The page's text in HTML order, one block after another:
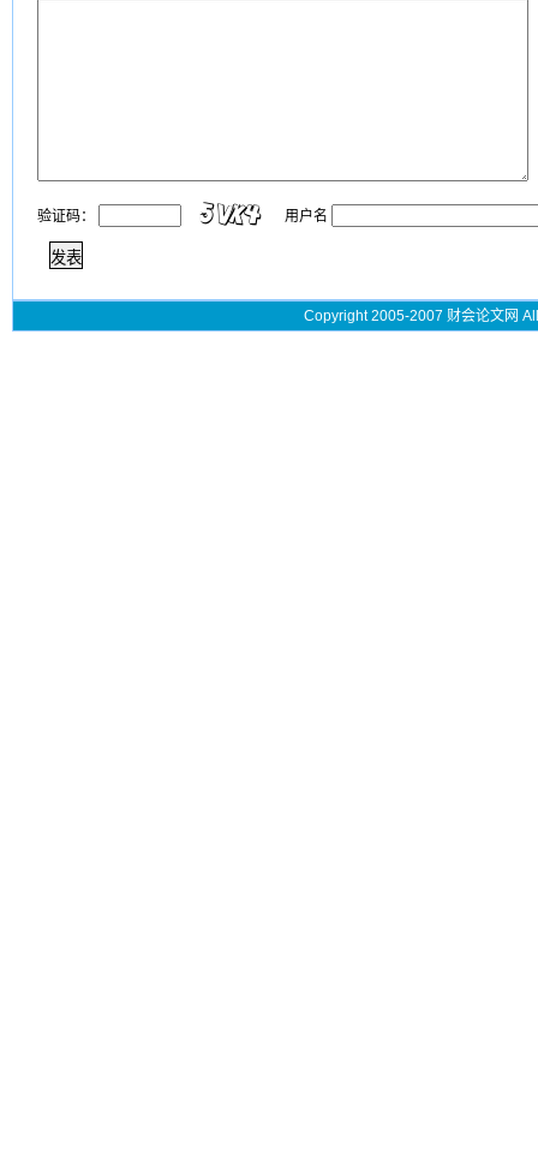
验证码： 用户名
Copyright 2005-2007 财会论文网